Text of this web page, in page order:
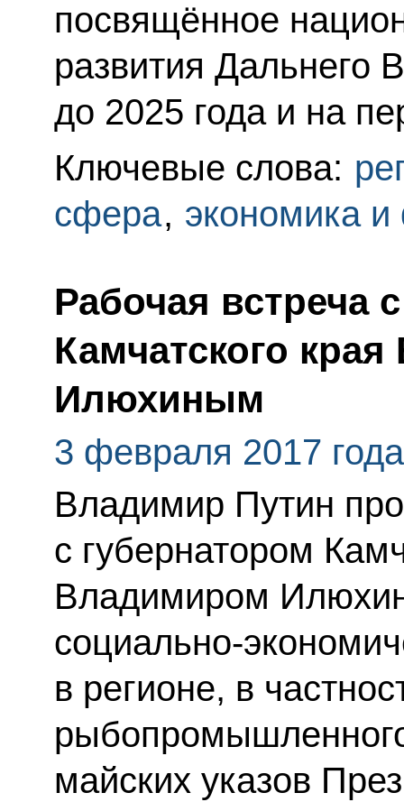
посвящённое
развития Дальнего
до 2025 года и на
Ключевые слова:
сфера, экономика
Рабочая встреча
Камчатского
Илюхиным
3 февраля 2017 года
Владимир Путин
с губернатором
Владимиром
социально-
в регионе, в
майских указов